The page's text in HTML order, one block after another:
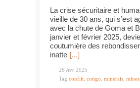
La crise sécuritaire et
vieille de 30 ans, qui s’est
avec la chute de Goma et
janvier et février 2025,
coutumière des
inatte [...]
26 Avr 2025
Tag conflit congo minerais mines